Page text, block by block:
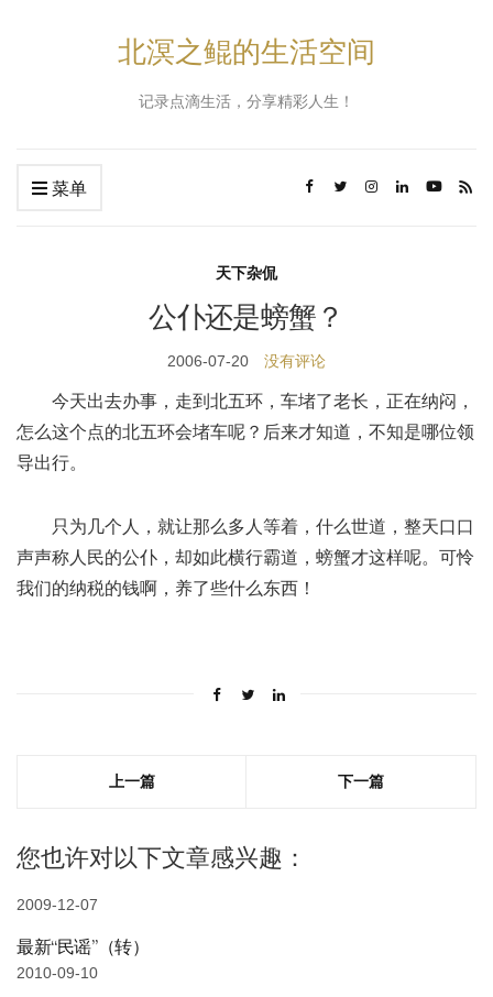
北溟之鲲的生活空间
记录点滴生活，分享精彩人生！
菜单
天下杂侃
公仆还是螃蟹？
2006-07-20 没有评论
今天出去办事，走到北五环，车堵了老长，正在纳闷，
怎么这个点的北五环会堵车呢？后来才知道，不知是哪位领
导出行。
只为几个人，就让那么多人等着，什么世道，整天口口
声声称人民的公仆，却如此横行霸道，螃蟹才这样呢。可怜
我们的纳税的钱啊，养了些什么东西！
上一篇 下一篇
您也许对以下文章感兴趣：
2009-12-07
最新“民谣”（转）
2010-09-10